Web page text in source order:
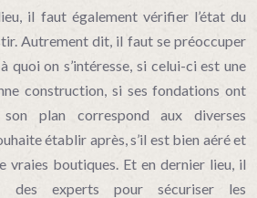
il faut également vérifier l’état du
Autrement dit, il faut se préoccuper
quoi on s’intéresse, si celui-ci est une
construction, si ses fondations ont
plan correspond aux diverses
établir après, s’il est bien aéré et
vraies boutiques. Et en dernier lieu, il
experts pour sécuriser les